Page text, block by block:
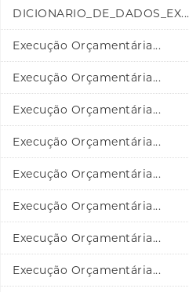
DICIONARIO_DE_DADOS_EX...
Execução Orçamentária...
Execução Orçamentária...
Execução Orçamentária...
Execução Orçamentária...
Execução Orçamentária...
Execução Orçamentária...
Execução Orçamentária...
Execução Orçamentária...